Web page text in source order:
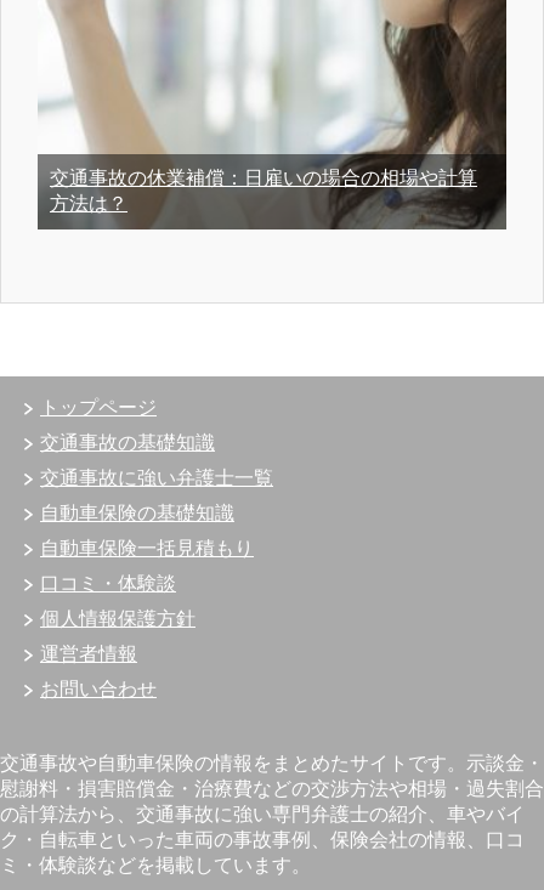
交通事故の休業補償：日雇いの場合の相場や計算
方法は？
トップページ
交通事故の基礎知識
交通事故に強い弁護士一覧
自動車保険の基礎知識
自動車保険一括見積もり
口コミ・体験談
個人情報保護方針
運営者情報
お問い合わせ
交通事故や自動車保険の情報をまとめたサイトです。示談金・
慰謝料・損害賠償金・治療費などの交渉方法や相場・過失割合
の計算法から、交通事故に強い専門弁護士の紹介、車やバイ
ク・自転車といった車両の事故事例、保険会社の情報、口コ
ミ・体験談などを掲載しています。